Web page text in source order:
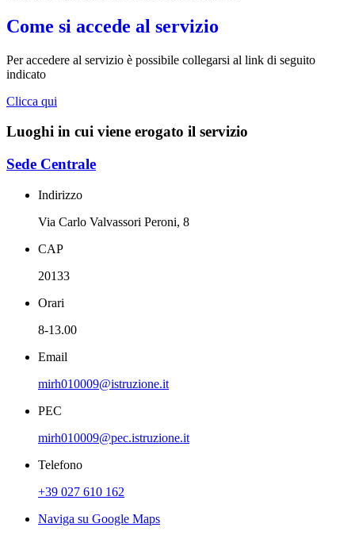
Come si accede al servizio
Per accedere al servizio è possibile collegarsi al link di seguito
indicato
Clicca qui
Luoghi in cui viene erogato il servizio
Sede Centrale
Indirizzo
Via Carlo Valvassori Peroni, 8
CAP
20133
Orari
8-13.00
Email
mirh010009@istruzione.it
PEC
mirh010009@pec.istruzione.it
Telefono
+39 027 610 162
Naviga su Google Maps